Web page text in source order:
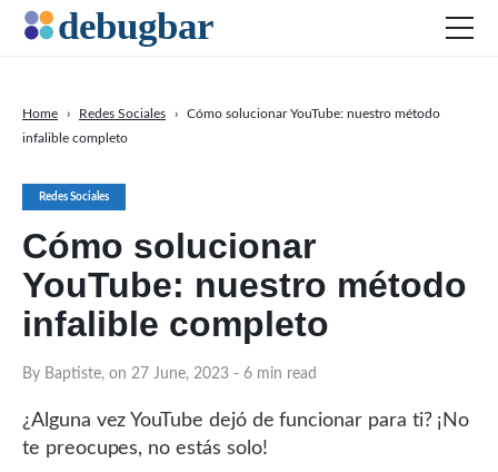
Redes Sociales
Cómo solucionar
YouTube: nuestro método
infalible completo
By Baptiste, on 27 June, 2023 - 6 min read
Home › Redes Sociales ›
Cómo solucionar YouTube: nuestro método
infalible completo
¿Alguna vez YouTube dejó de funcionar para ti? ¡No
te preocupes, no estás solo!
Productividad
SEO
Redes Sociales
DOWNLOAD DEBUGBAR